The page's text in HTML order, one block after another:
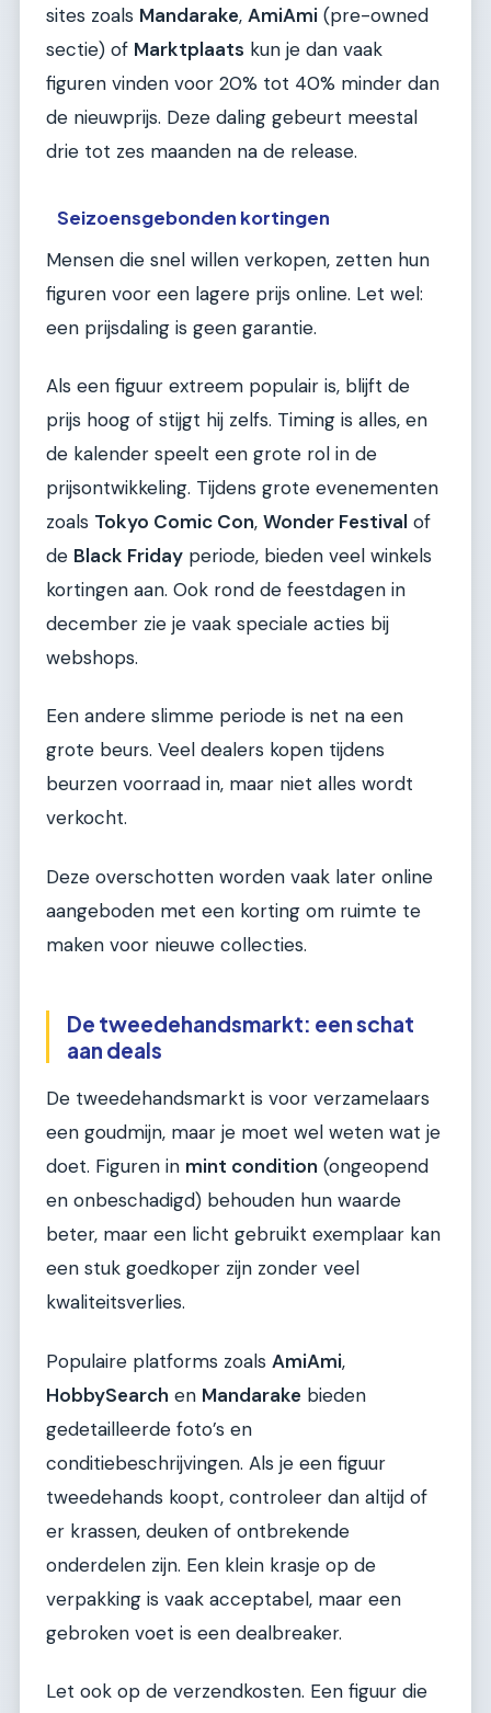
sites zoals Mandarake, AmiAmi (pre-owned
sectie) of Marktplaats kun je dan vaak
figuren vinden voor 20% tot 40% minder dan
de nieuwprijs. Deze daling gebeurt meestal
drie tot zes maanden na de release.
Seizoensgebonden kortingen
Mensen die snel willen verkopen, zetten hun
figuren voor een lagere prijs online. Let wel:
een prijsdaling is geen garantie.
Als een figuur extreem populair is, blijft de
prijs hoog of stijgt hij zelfs. Timing is alles, en
de kalender speelt een grote rol in de
prijsontwikkeling. Tijdens grote evenementen
zoals Tokyo Comic Con, Wonder Festival of
de Black Friday periode, bieden veel winkels
kortingen aan. Ook rond de feestdagen in
december zie je vaak speciale acties bij
webshops.
Een andere slimme periode is net na een
grote beurs. Veel dealers kopen tijdens
beurzen voorraad in, maar niet alles wordt
verkocht.
Deze overschotten worden vaak later online
aangeboden met een korting om ruimte te
maken voor nieuwe collecties.
De tweedehandsmarkt: een schat
aan deals
De tweedehandsmarkt is voor verzamelaars
een goudmijn, maar je moet wel weten wat je
doet. Figuren in mint condition (ongeopend
en onbeschadigd) behouden hun waarde
beter, maar een licht gebruikt exemplaar kan
een stuk goedkoper zijn zonder veel
kwaliteitsverlies.
Populaire platforms zoals AmiAmi,
HobbySearch en Mandarake bieden
gedetailleerde foto’s en
conditiebeschrijvingen. Als je een figuur
tweedehands koopt, controleer dan altijd of
er krassen, deuken of ontbrekende
onderdelen zijn. Een klein krasje op de
verpakking is vaak acceptabel, maar een
gebroken voet is een dealbreaker.
Let ook op de verzendkosten. Een figuur die